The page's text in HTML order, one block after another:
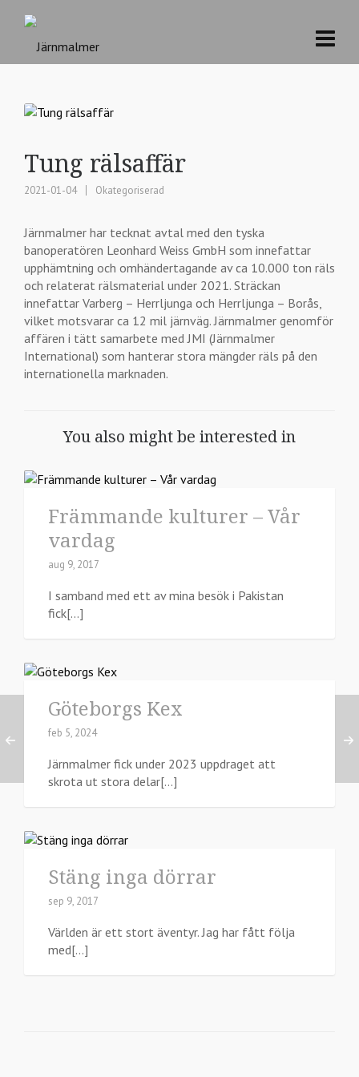
Tung rälsaffär
2021-01-04 Okategoriserad
Järnmalmer har tecknat avtal med den tyska
banoperatören Leonhard Weiss GmbH som innefattar
upphämtning och omhändertagande av ca 10.000 ton räls
och relaterat rälsmaterial under 2021. Sträckan
innefattar Varberg – Herrljunga och Herrljunga – Borås,
vilket motsvarar ca 12 mil järnväg. Järnmalmer genomför
affären i tätt samarbete med JMI (Järnmalmer
International) som hanterar stora mängder räls på den
internationella marknaden.
You also might be interested in
Främmande kulturer – Vår
vardag
aug 9, 2017
I samband med ett av mina besök i Pakistan
fick[...]
Göteborgs Kex
feb 5, 2024
Järnmalmer fick under 2023 uppdraget att
skrota ut stora delar[...]
Stäng inga dörrar
sep 9, 2017
Världen är ett stort äventyr. Jag har fått följa
med[...]